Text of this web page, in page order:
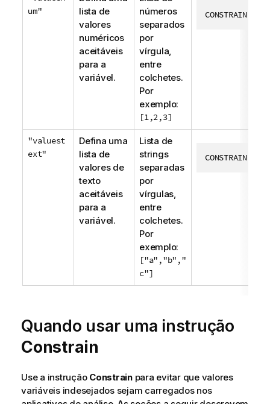
um"
lista de
valores
numéricos
aceitáveis
para a
variável.
números
separados
por
vírgula,
entre
colchetes.
Por
exemplo:
[1,2,3]
CONSTRAIN
"valuest
ext"
Defina uma
lista de
valores de
texto
aceitáveis
para a
variável.
Lista de
strings
separadas
por
vírgulas,
entre
colchetes.
Por
exemplo:
["a","b","
c"]
CONSTRAIN
Quando usar uma instrução
Constrain
Use a instrução Constrainpara evitar que valores
variáveis indesejados sejam carregados nos